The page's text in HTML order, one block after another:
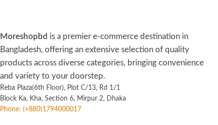
Moreshopbd is a premier e-commerce destination in
Bangladesh, offering an extensive selection of quality
products across diverse categories, bringing convenience
and variety to your doorstep.
Reba Plaza(6th Floor), Plot C/13, Rd 1/1
Block Ka, Kha, Section 6, Mirpur 2, Dhaka
Phone: (+880)1794000017